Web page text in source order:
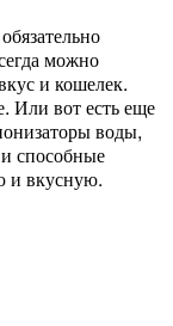
можно
и кошелек.
Или вот есть еще
воды,
способные
и вкусную.